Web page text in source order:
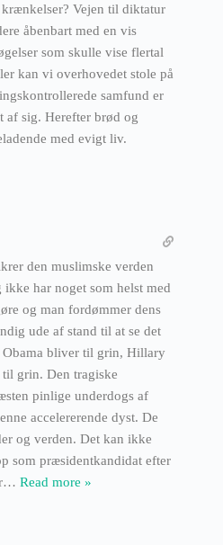
Vejen til diktatur
åbenbart med en vis
som skulle vise flertal
kan vi overhovedet stole på
samfund er
af sig. Herefter brød og
med evigt liv.
den muslimske verden
har noget som helst med
og man fordømmer dens
ude af stand til at se det
bliver til grin, Hillary
grin. Den tragiske
pinlige underdogs af
accelererende dyst. De
og verden. Det kan ikke
som præsidentkandidat efter
… Read more »